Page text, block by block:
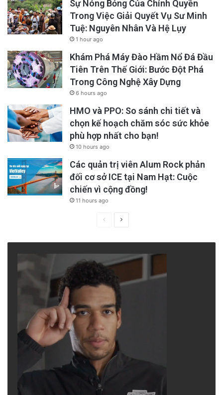
Sự Nóng Bỏng Của Chính Quyền
Trong Việc Giải Quyết Vụ Sư Minh
Tuệ: Nguyên Nhân Và Hệ Lụy
1 hour ago
Khám Phá Máy Đào Hầm Nổ Đá Đầu
Tiên Trên Thế Giới: Bước Đột Phá
Trong Công Nghệ Xây Dựng
6 hours ago
HMO và PPO: So sánh chi tiết và
chọn kế hoạch chăm sóc sức khỏe
phù hợp nhất cho bạn!
10 hours ago
Các quản trị viên Alum Rock phản
đối cơ sở ICE tại Nam Hạt: Cuộc
chiến vì cộng đồng!
11 hours ago
PreviousNext